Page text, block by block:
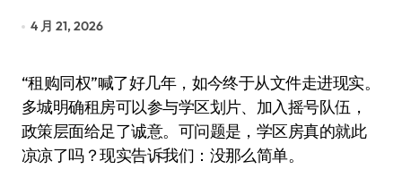
4 月 21, 2026
“租购同权”喊了好几年，如今终于从文件走进现实。
多城明确租房可以参与学区划片、加入摇号队伍，
政策层面给足了诚意。可问题是，学区房真的就此
凉凉了吗？现实告诉我们：没那么简单。